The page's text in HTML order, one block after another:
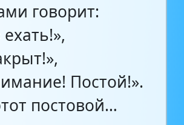
говорит:
Постой!».
постовой…